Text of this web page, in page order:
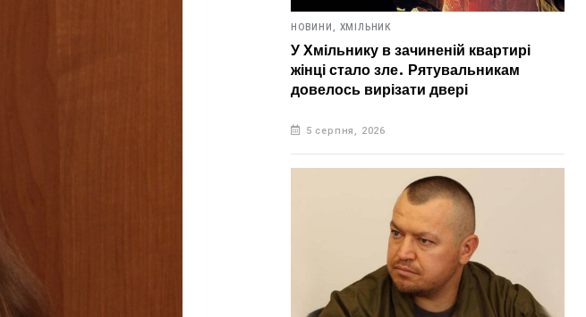
НОВИНИ, ХМІЛЬНИК
У Хмільнику в зачиненій квартирі
жінці стало зле. Рятувальникам
довелось вирізати двері
5 серпня, 2026